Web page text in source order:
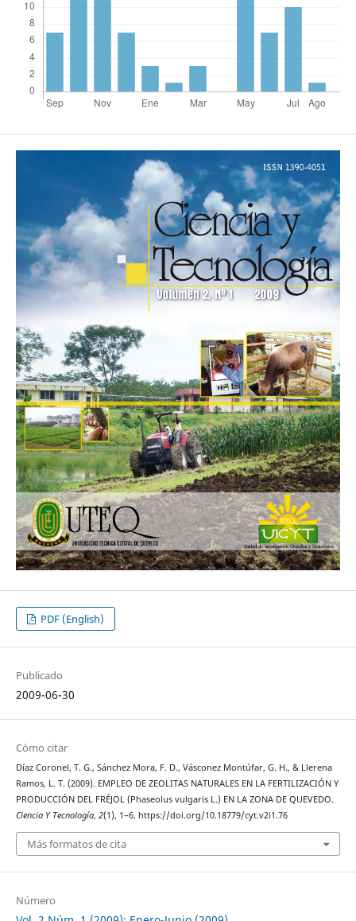
PDF (English)
Publicado
2009-06-30
Cómo citar
Díaz Coronel, T. G., Sánchez Mora, F. D., Vásconez Montúfar, G. H., & Llerena
Ramos, L. T. (2009). EMPLEO DE ZEOLITAS NATURALES EN LA FERTILIZACIÓN Y
PRODUCCIÓN DEL FRÉJOL (Phaseolus vulgaris L.) EN LA ZONA DE QUEVEDO.
Ciencia Y Tecnología, 2(1), 1–6. https://doi.org/10.18779/cyt.v2i1.76
Más formatos de cita
Número